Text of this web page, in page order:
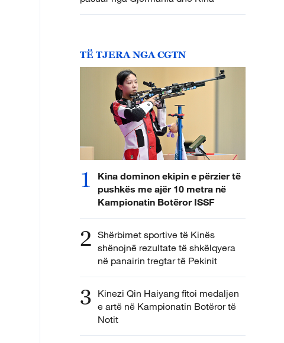
TË TJERA NGA CGTN
1
Kina dominon ekipin e përzier të
pushkës me ajër 10 metra në
Kampionatin Botëror ISSF
2 Shërbimet sportive të Kinës
shënojnë rezultate të shkëlqyera
në panairin tregtar të Pekinit
3 Kinezi Qin Haiyang fitoi medaljen
e artë në Kampionatin Botëror të
Notit